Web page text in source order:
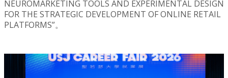
NEUROMARKETING TOOLS AND EXPERIMENTAL DESIGN
FOR THE STRATEGIC DEVELOPMENT OF ONLINE RETAIL
PLATFORMS”。